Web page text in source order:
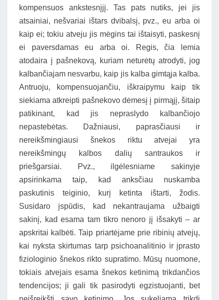
kompensuos ankstesnįjį. Tas pats nutiks, jei jis
atsainiai, nešvariai ištars dvibalsį, pvz., eu arba oi
kaip ei; tokiu atveju jis mėgins tai ištaisyti, paskesnį
ei paversdamas eu arba oi. Regis, čia lemia
atodaira į pašnekovą, kuriam neturėtų atrodyti, jog
kalbančiajam nesvarbu, kaip jis kalba gimtąja kalba.
Antruoju, kompensuojančiu, iškraipymu kaip tik
siekiama atkreipti pašnekovo dėmesį į pirmąjį, šitaip
patikinant, kad jis nepraslydo kalbančiojo
nepastebėtas. Dažniausi, paprasčiausi ir
nereikšmingiausi šnekos riktu atvejai yra
nereikšmingų kalbos dalių santraukos ir
priešgarsiai. Pvz., ilgėlesniame sakinyje
apsirinkama taip, kad anksčiau nuskamba
paskutinis teiginio, kurį ketinta ištarti, žodis.
Susidaro įspūdis, kad nekantraujama užbaigti
sakinį, kad esama tam tikro nenoro jį išsakyti – ar
apskritai kalbėti. Taip priartėjame prie ribinių atvejų,
kai nyksta skirtumas tarp psichoanalitinio ir įprasto
fiziologinio šnekos rikto supratimo. Mūsų nuomone,
tokiais atvejais esama šnekos ketinimą trikdančios
tendencijos; ji gali tik pasirodyti egzistuojanti, bet